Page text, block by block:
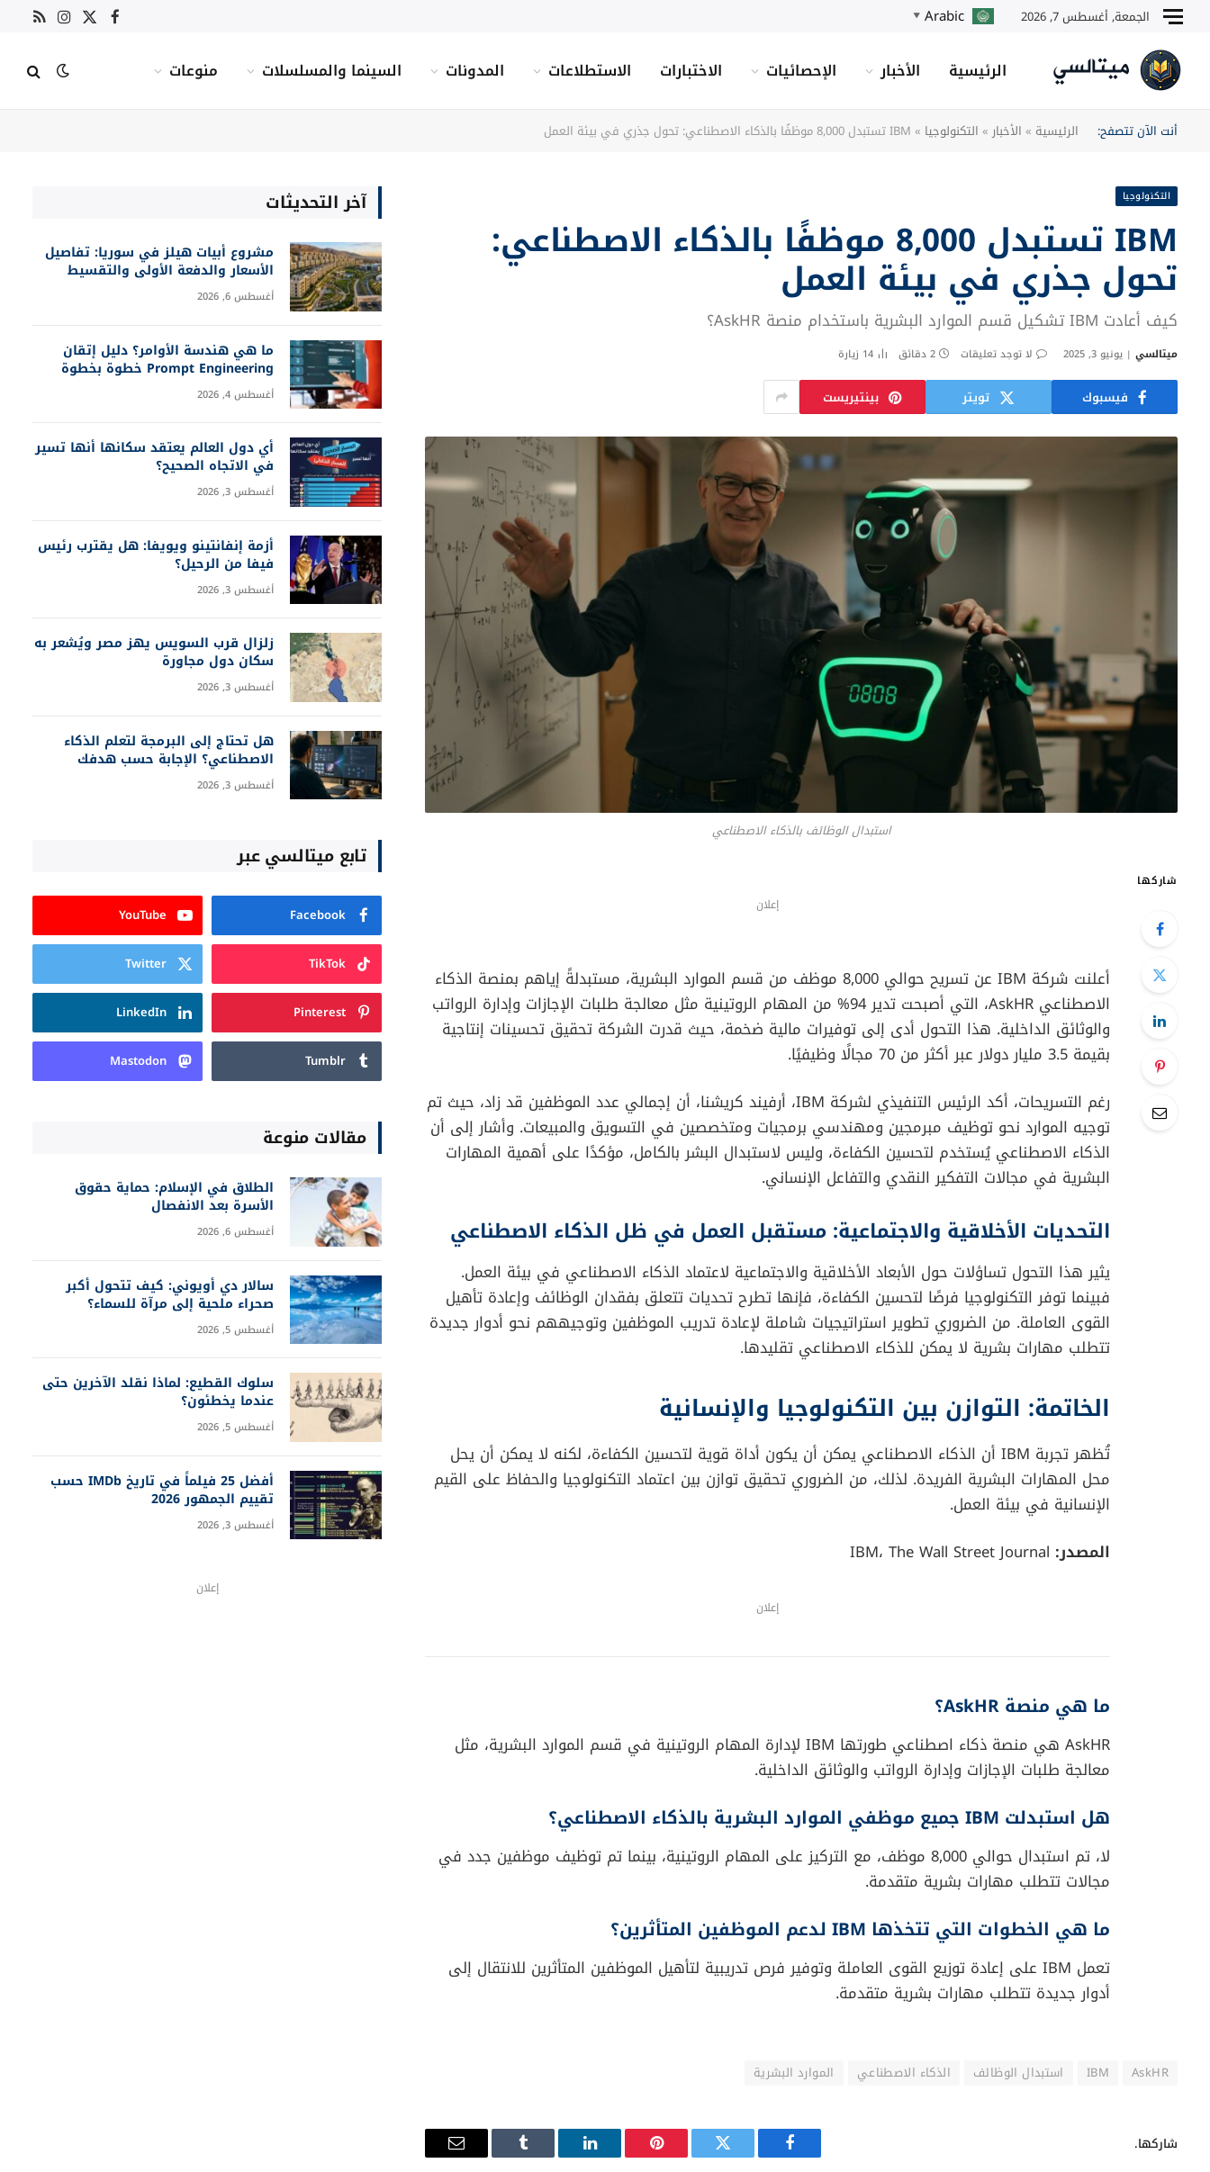
الجمعة, أغسطس 7, 2026 Arabic
▼ فيسبوك
X الانستغرام
RSS
الرئيسية الأخبار الإحصائيات الاختبارات الاستطلاعات المدونات السينما والمسلسلات منوعات
أنت الآن تتصفح: الرئيسية » الأخبار» التكنولوجيا » IBM تستبدل 8,000 موظفًا بالذكاء الاصطناعي: تحول جذري في بيئة العمل
التكنولوجيا
IBM تستبدل 8,000 موظفًا بالذكاء الاصطناعي:
تحول جذري في بيئة العمل
كيف أعادت IBM تشكيل قسم الموارد البشرية باستخدام منصة AskHR؟
ميتالسي يونيو 3, 2025 لا توجد تعليقات 2 دقائق 14 زيارة
فيسبوك تويتر بينتيريست
استبدال الوظائف بالذكاء الاصطناعي
شاركها
إعلان
أعلنت شركة IBM عن تسريح حوالي 8,000 موظف من قسم الموارد البشرية، مستبدلةً إياهم بمنصة الذكاء
الاصطناعي AskHR، التي أصبحت تدير 94% من المهام الروتينية مثل معالجة طلبات الإجازات وإدارة الرواتب
والوثائق الداخلية. هذا التحول أدى إلى توفيرات مالية ضخمة، حيث قدرت الشركة تحقيق تحسينات إنتاجية
بقيمة 3.5 مليار دولار عبر أكثر من 70 مجالًا وظيفيًا.
رغم التسريحات، أكد الرئيس التنفيذي لشركة IBM، أرفيند كريشنا، أن إجمالي عدد الموظفين قد زاد، حيث تم
الذكاء الاصطناعي يُستخدم لتحسين الكفاءة، وليس لاستبدال البشر بالكامل، مؤكدًا على أهمية المهارات
البشرية في مجالات التفكير النقدي والتفاعل الإنساني.
التحديات الأخلاقية والاجتماعية: مستقبل العمل في ظل الذكاء الاصطناعي
يثير هذا التحول تساؤلات حول الأبعاد الأخلاقية والاجتماعية لاعتماد الذكاء الاصطناعي في بيئة العمل.
فبينما توفر التكنولوجيا فرصًا لتحسين الكفاءة، فإنها تطرح تحديات تتعلق بفقدان الوظائف وإعادة تأهيل
تتطلب مهارات بشرية لا يمكن للذكاء الاصطناعي تقليدها.
تُظهر تجربة IBM أن الذكاء الاصطناعي يمكن أن يكون أداة قوية لتحسين الكفاءة، لكنه لا يمكن أن يحل
محل المهارات البشرية الفريدة. لذلك، من الضروري تحقيق توازن بين اعتماد التكنولوجيا والحفاظ على القيم
الإنسانية في بيئة العمل.
المصدر:
IBM، The Wall Street Journal
إعلان
آخر التحديثات
مشروع أبيات هيلز في سوريا: تفاصيل
الأسعار والدفعة الأولى والتقسيط
أغسطس 6, 2026
ما هي هندسة الأوامر؟ دليل إتقان
Prompt Engineering خطوة بخطوة
أغسطس 4, 2026
أي دول العالم يعتقد سكانها أنها تسير
في الاتجاه الصحيح؟
أغسطس 3, 2026
أزمة إنفانتينو ويويفا: هل يقترب رئيس
فيفا من الرحيل؟
أغسطس 3, 2026
زلزال قرب السويس يهز مصر ويُشعر به
سكان دول مجاورة
أغسطس 3, 2026
هل تحتاج إلى البرمجة لتعلم الذكاء
الاصطناعي؟ الإجابة حسب هدفك
أغسطس 3, 2026
تابع ميتالسي عبر
Facebook
YouTube
TikTok
Twitter
Pinterest
LinkedIn
Tumblr
Mastodon
مقالات منوعة
الطلاق في الإسلام: حماية حقوق
الأسرة بعد الانفصال
أغسطس 6, 2026
سالار دي أويوني: كيف تتحول أكبر
صحراء ملحية إلى مرآة للسماء؟
أغسطس 5, 2026
سلوك القطيع: لماذا نقلد الآخرين حتى
عندما يخطئون؟
أغسطس 5, 2026
أفضل 25 فيلماً في تاريخ IMDb حسب
تقييم الجمهور 2026
أغسطس 3, 2026
إعلان